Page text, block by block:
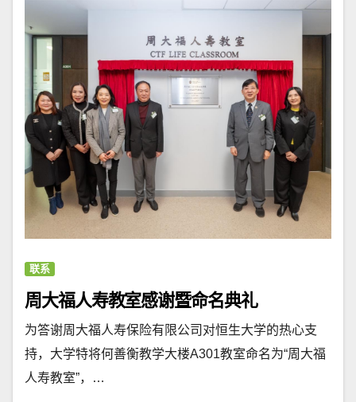
联系
周大福人寿教室感谢暨命名典礼
为答谢周大福人寿保险有限公司对恒生大学的热心支
持，大学特将何善衡教学大楼A301教室命名为“周大福
人寿教室”，…